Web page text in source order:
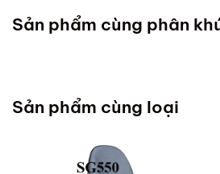
Sản phẩm cùng phân
Sản phẩm cùng loại